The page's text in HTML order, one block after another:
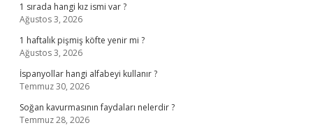
1 sırada hangi kız ismi var ?
Ağustos 3, 2026
1 haftalık pişmiş köfte yenir mi ?
Ağustos 3, 2026
İspanyollar hangi alfabeyi kullanır ?
Temmuz 30, 2026
Soğan kavurmasının faydaları nelerdir ?
Temmuz 28, 2026